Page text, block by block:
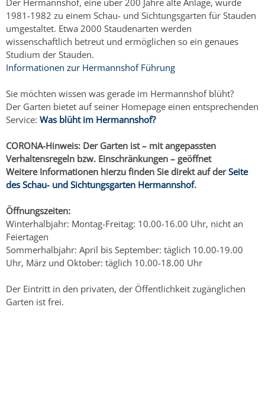
1981-1982 zu einem Schau- und Sichtungsgarten für Stauden
umgestaltet. Etwa 2000 Staudenarten werden
wissenschaftlich betreut und ermöglichen so ein genaues
Studium der Stauden.
Informationen zur Hermannshof Führung
Sie möchten wissen was gerade im Hermannshof blüht?
Der Garten bietet auf seiner Homepage einen entsprechenden
Service: Was blüht im Hermannshof?
CORONA-Hinweis: Der Garten ist – mit angepassten
Verhaltensregeln bzw. Einschränkungen – geöffnet
Weitere Informationen hierzu finden Sie direkt auf derSeite
des Schau- und Sichtungsgarten Hermannshof.
Öffnungszeiten:
Winterhalbjahr: Montag-Freitag: 10.00-16.00 Uhr, nicht an
Feiertagen
Sommerhalbjahr: April bis September: täglich 10.00-19.00
Uhr, März und Oktober: täglich 10.00-18.00 Uhr
Der Eintritt in den privaten, der Öffentlichkeit zugänglichen
Garten ist frei.